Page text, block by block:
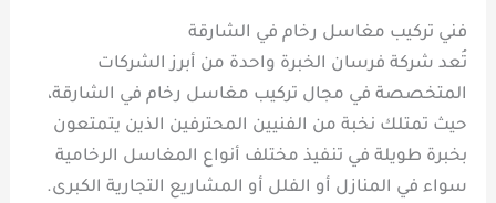
فني تركيب مغاسل رخام في الشارقة
تُعد شركة فرسان الخبرة واحدة من أبرز الشركات
المتخصصة في مجال تركيب مغاسل رخام في الشارقة،
حيث تمتلك نخبة من الفنيين المحترفين الذين يتمتعون
بخبرة طويلة في تنفيذ مختلف أنواع المغاسل الرخامية
سواء في المنازل أو الفلل أو المشاريع التجارية الكبرى.